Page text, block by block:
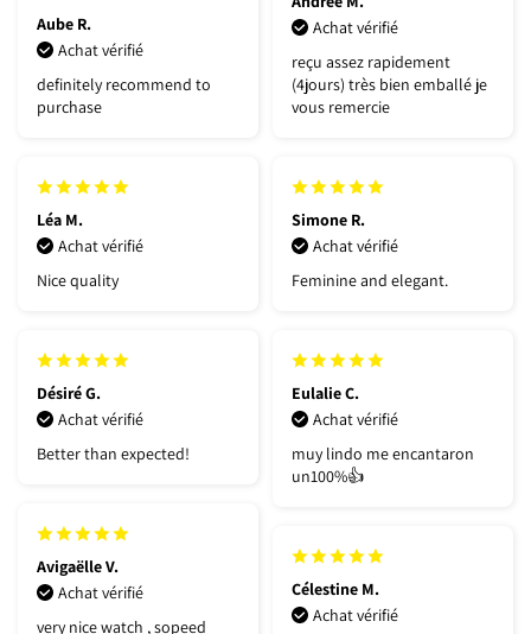
Achat vérifié
reçu assez rapidement
(4jours) très bien emballé je
vous remercie
Aube R.
Achat vérifié
definitely recommend to
purchase
Léa M.
Achat vérifié
Nice quality
Simone R.
Achat vérifié
Feminine and elegant.
Désiré G.
Achat vérifié
Better than expected!
Eulalie C.
Achat vérifié
muy lindo me encantaron
un100%👍
Avigaëlle V.
Achat vérifié
very nice watch , sopeed
Célestine M.
Achat vérifié